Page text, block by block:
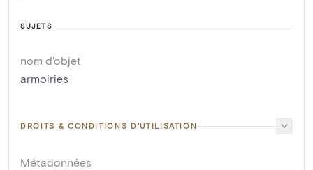
SUJETS
nom d'objet
armoiries
DROITS & CONDITIONS D'UTILISATION
Métadonnées